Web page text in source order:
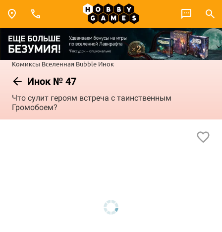
Комиксы Вселенная Bubble Инок
Инок № 47
Что сулит героям встреча с таинственным
Громобоем?